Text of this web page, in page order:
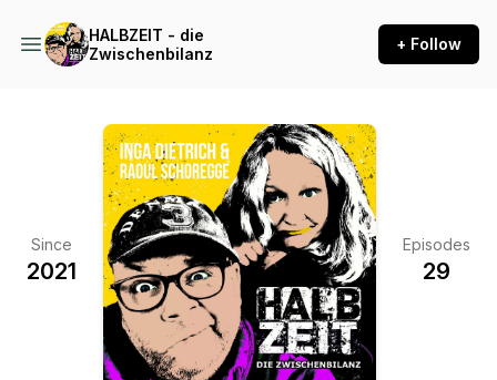
HALBZEIT - die
Zwischenbilanz
+ Follow
Since
2021
Episodes
29